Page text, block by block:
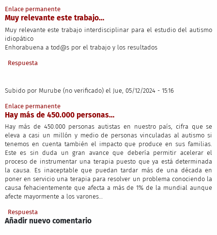
Enlace permanente
Muy relevante este trabajo…
Muy relevante este trabajo interdisciplinar para el estudio del autismo
idiopático
Enhorabuena a tod@s por el trabajo y los resultados
Respuesta
Subido por Murube (no verificado) el Jue, 05/12/2024 - 15:16
Enlace permanente
Hay más de 450.000 personas…
Hay más de 450.000 personas autistas en nuestro país, cifra que se
eleva a casi un millón y medio de personas vinculadas al autismo si
tenemos en cuenta también el impacto que produce en sus familias.
Este es sin duda un gran avance que debería permitir acelerar el
proceso de instrumentar una terapia puesto que ya está determinada
la causa. Es inaceptable que puedan tardar más de una década en
poner en servicio una terapia para resolver un problema conociendo la
causa fehacientemente que afecta a más de 1% de la mundial aunque
afecte mayormente a los varones…
Respuesta
Añadir nuevo comentario